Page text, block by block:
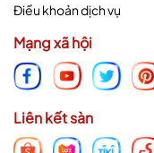
Điều khoản dịch vụ
Mạng xã hội
Liên kết sàn